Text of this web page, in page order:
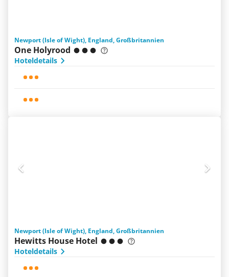
Newport (Isle of Wight), England, Großbritannien
One Holyrood
Hoteldetails
Newport (Isle of Wight), England, Großbritannien
Hewitts House Hotel
Hoteldetails